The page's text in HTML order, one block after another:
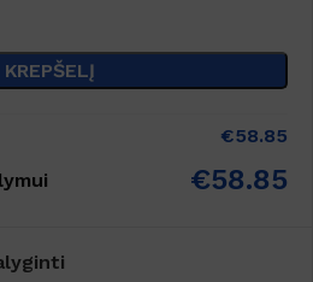
KREPŠELĮ
€58.85
€58.85